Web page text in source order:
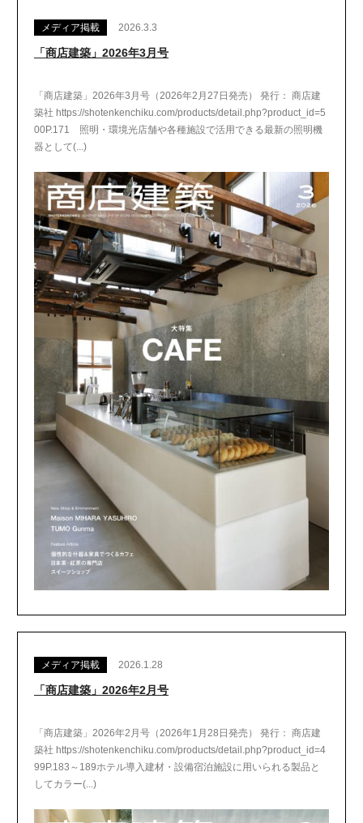
メディア掲載 2026.3.3
「商店建築」2026年3月号
「商店建築」2026年3月号（2026年2月27日発売） 発行： 商店建
築社 https://shotenkenchiku.com/products/detail.php?product_id=5
00P.171 照明・環境光店舗や各種施設で活用できる最新の照明機
器として(...)
メディア掲載 2026.1.28
「商店建築」2026年2月号
「商店建築」2026年2月号（2026年1月28日発売） 発行： 商店建
築社 https://shotenkenchiku.com/products/detail.php?product_id=4
99P.183～189ホテル導入建材・設備宿泊施設に用いられる製品と
してカラー(...)